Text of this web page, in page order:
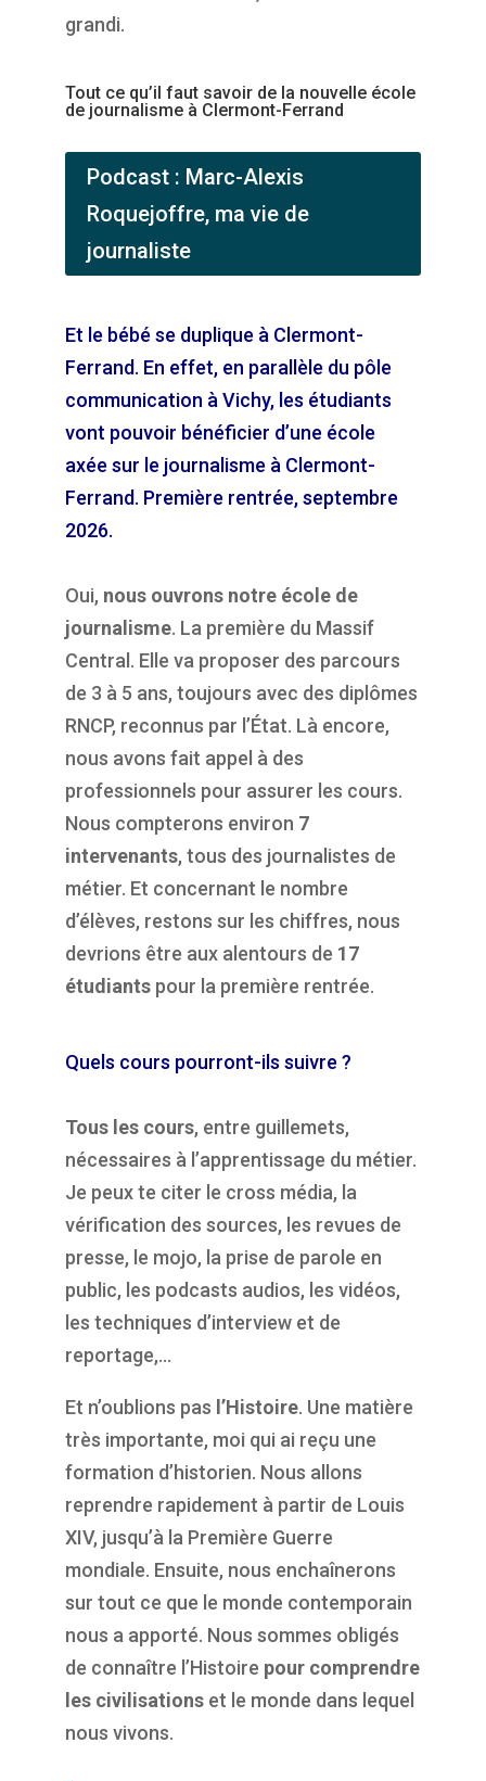
grandi.
Tout ce qu’il faut savoir de la nouvelle école
de journalisme à Clermont-Ferrand
Podcast : Marc-Alexis
Roquejoffre, ma vie de
journaliste
Et le bébé se duplique à Clermont-
Ferrand. En effet, en parallèle du pôle
communication à Vichy, les étudiants
vont pouvoir bénéficier d’une école
axée sur le journalisme à Clermont-
Ferrand. Première rentrée, septembre
2026.
Oui, nous ouvrons notre école de
journalisme. La première du Massif
Central. Elle va proposer des parcours
de 3 à 5 ans, toujours avec des diplômes
RNCP, reconnus par l’État. Là encore,
nous avons fait appel à des
professionnels pour assurer les cours.
Nous compterons environ 7
intervenants, tous des journalistes de
métier. Et concernant le nombre
d’élèves, restons sur les chiffres, nous
devrions être aux alentours de 17
étudiantspour la première rentrée.
Quels cours pourront-ils suivre ?
Tous les cours, entre guillemets,
nécessaires à l’apprentissage du métier.
Je peux te citer le cross média, la
vérification des sources, les revues de
presse, le mojo, la prise de parole en
public, les podcasts audios, les vidéos,
les techniques d’interview et de
reportage,…
Et n’oublions pas l’Histoire. Une matière
très importante, moi qui ai reçu une
formation d’historien. Nous allons
reprendre rapidement à partir de Louis
XIV, jusqu’à la Première Guerre
mondiale. Ensuite, nous enchaînerons
sur tout ce que le monde contemporain
nous a apporté. Nous sommes obligés
de connaître l’Histoire pour comprendre
les civilisationset le monde dans lequel
nous vivons.